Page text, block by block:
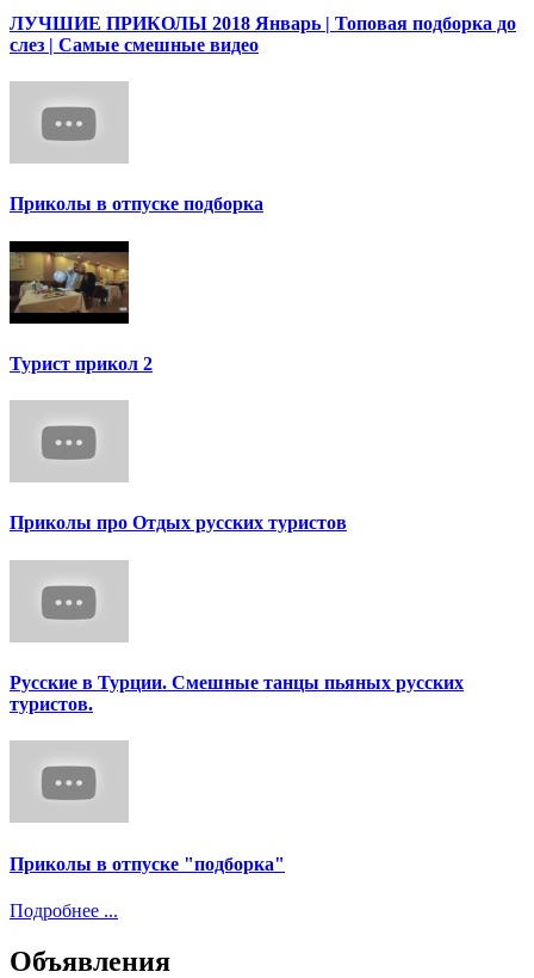
ЛУЧШИЕ ПРИКОЛЫ 2018 Январь | Топовая подборка до
слез | Самые смешные видео
Приколы в отпуске подборка
Турист прикол 2
Приколы про Отдых русских туристов
Русские в Турции. Смешные танцы пьяных русских
туристов.
Приколы в отпуске "подборка"
Подробнее ...
Объявления